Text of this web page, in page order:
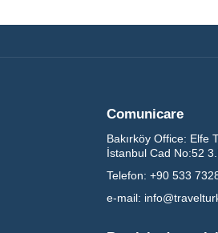
Comunicare
Bakırköy Office: Elfe
İstanbul Cad No:52
Telefon: +90 533
e-mail: